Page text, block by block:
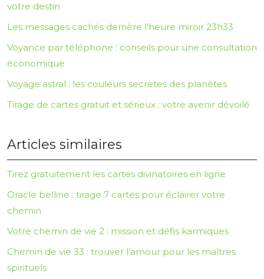
votre destin
Les messages cachés derrière l’heure miroir 23h33
Voyance par téléphone : conseils pour une consultation
économique
Voyage astral : les couleurs secrètes des planètes
Tirage de cartes gratuit et sérieux : votre avenir dévoilé
Articles similaires
Tirez gratuitement les cartes divinatoires en ligne
Oracle belline : tirage 7 cartes pour éclairer votre
chemin
Votre chemin de vie 2 : mission et défis karmiques
Chemin de vie 33 : trouver l’amour pour les maîtres
spirituels